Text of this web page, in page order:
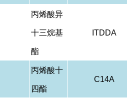
丙烯酸异
十三烷基
酯
ITDDA
丙烯酸十
四酯
C14A